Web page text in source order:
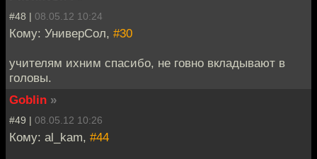
#48 | 08.05.12 10:24
Кому: УниверСол, #30
учителям ихним спасибо, не говно вкладывают в
головы.
Goblin »
#49 | 08.05.12 10:26
Кому: al_kam, #44